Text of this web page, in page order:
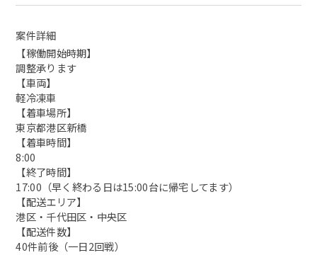
案件詳細
【稼働開始時期】
調整承ります
【車両】
軽冷凍車
【着車場所】
東京都港区新橋
【着車時間】
8:00
【終了時間】
17:00（早く終わる日は15:00台に帰宅してます）
【配送エリア】
港区・千代田区・中央区
【配送件数】
40件前後（一日2回戦）